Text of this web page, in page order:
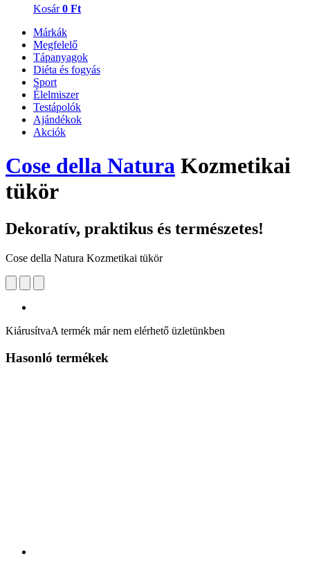
Kosár 0 Ft
Márkák
Megfelelő
Tápanyagok
Diéta és fogyás
Sport
Élelmiszer
Testápolók
Ajándékok
Akciók
Cose della Natura Kozmetikai
tükör
Dekoratív, praktikus és természetes!
Cose della Natura Kozmetikai tükör
KiárusítvaA termék már nem elérhető üzletünkben
Hasonló termékek